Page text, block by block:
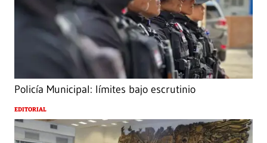
Policía Municipal: límites bajo escrutinio
EDITORIAL